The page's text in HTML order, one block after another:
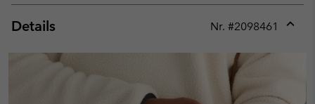
Details Nr. #2098461